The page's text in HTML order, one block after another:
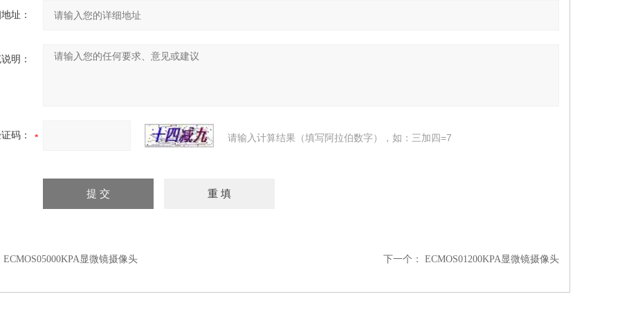
址：
明：
码： 请输入计算结果（填写阿拉伯数字），如：三加四=7
ECMOS05000KPA显微镜摄像头 下一个： ECMOS01200KPA显微镜摄像头